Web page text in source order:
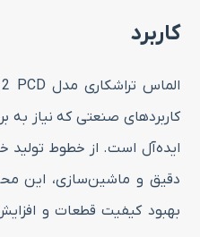
کاربرد
کاربردهای صنعتی که نیاز به
ایده‌آل است. از خطوط تولید
دقیق و ماشین‌سازی، این
بهبود کیفیت قطعات و